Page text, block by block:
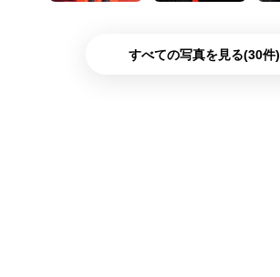
すべての写真を見る(30件)